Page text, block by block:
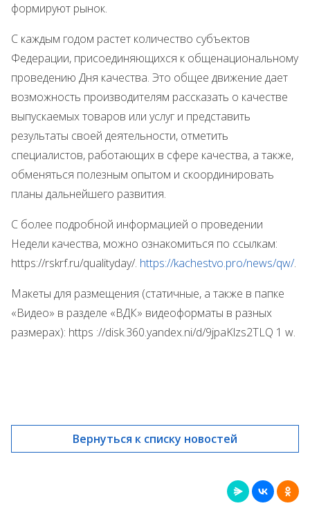
формируют рынок.
С каждым годом растет количество субъектов
Федерации, присоединяющихся к общенациональному
проведению Дня качества. Это общее движение дает
возможность производителям рассказать о качестве
выпускаемых товаров или услуг и представить
результаты своей деятельности, отметить
специалистов, работающих в сфере качества, а также,
обменяться полезным опытом и скоординировать
планы дальнейшего развития.
С более подробной информацией о проведении
Недели качества, можно ознакомиться по ссылкам:
https://rskrf.ru/qualityday/. https://kachestvo.pro/news/qw/.
Макеты для размещения (статичные, а также в папке
«Видео» в разделе «ВДК» видеоформаты в разных
размерах): https ://disk.360.yandex.ni/d/9jpaKlzs2TLQ 1 w.
Вернуться к списку новостей